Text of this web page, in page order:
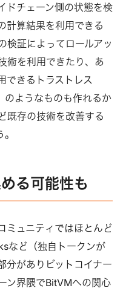
ドチェーン側の状態を検
計算結果を利用できる
検証によってロールアッ
術を利用できたり、あ
できるトラストレス
のようなものも作れるか
既存の技術を改善する
る可能性も
ミュニティではほとんど
など（独自トークンが
分がありビットコイナー
ン界隈でBitVMへの関心